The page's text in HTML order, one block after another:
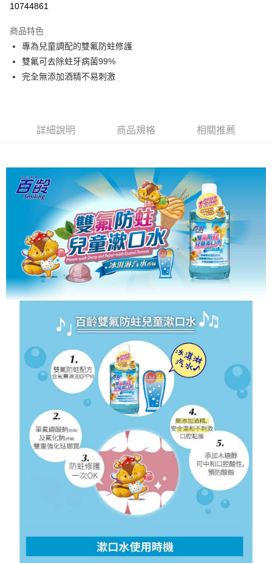
每筆NT$80，滿NT$799(含以上)免運費
萊爾富取貨付款
每筆NT$80，滿NT$799(含以上)免運費
付款後萊爾富取貨
每筆NT$80，滿NT$799(含以上)免運費
每筆NT$80，滿NT$799(含以上)免運費
宅配
每筆NT$100，滿NT$799(含以上)免運費
10744861
商品特色
專為兒童調配的雙氟防蛀修護
雙氟可去除蛀牙病菌99%
完全無添加酒精不易刺激
詳細說明 商品規格 相關推薦